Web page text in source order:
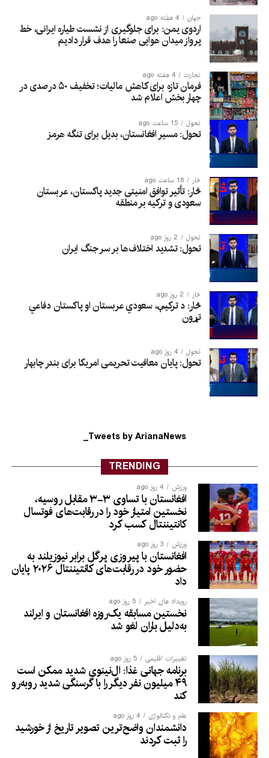
جهان 4 هفته ago
اردوی یمن: برای جلوگیری از نشست طیاره ایرانی، خط
پرواز میدان هوایی صنعا را هدف قرار دادیم
تجارت 4 هفته ago
فرمان تازه برای کاهش مالیات؛ تخفیف ۵۰ درصدی در
چهار بخش اعلام شد
تحول 15 ساعت ago
تحول: مسیر افغانستان، بدیل برای تنگه هرمز
څار 18 ساعت ago
څار: تأثیر توافق امنیتی جدید پاکستان، عربستان
سعودی و ترکیه بر منطقه
تحول 2 روز ago
تحول: تشدید اختلاف‌ها بر سر جنگ ایران
څار 2 روز ago
څار: د ترکیې، سعودي عربستان او پاکستان دفاعي
تړون
تحول 4 روز ago
تحول: پایان معافیت تحریمی امریکا برای بندر چابهار
Tweets by ArianaNews_
TRENDING
ورزش 4 روز ago
افغانستان با تساوی ۳-۳ مقابل روسیه،
نخستین امتیاز خود را در رقابت‌های فوتسال
کانتیننتال کسب کرد
ورزش 3 روز ago
افغانستان با پیروزی پرگل برابر نیوزیلند به
حضور خود در رقابت‌های کانتیننتال ۲۰۲۶ پایان
داد
رویداد های اخیر 5 روز ago
نخستین مسابقه یک‌روزه افغانستان و ایرلند
به‌دلیل باران لغو شد
تغییرات اقلیمی 5 روز ago
برنامه جهانی غذا: ال‌نینوی شدید ممکن است
۴۹ میلیون نفر دیگر را با گرسنگی شدید روبه‌رو
کند
علم و تکنالوژی 4 روز ago
دانشمندان واضح‌ترین تصویر تاریخ از خورشید
را ثبت کردند